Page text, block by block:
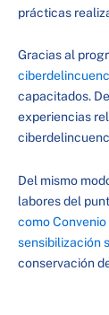
prácticas
Gracias al
capacitados.
experiencias
Del mismo
labores del
como
sensibilización
conservación